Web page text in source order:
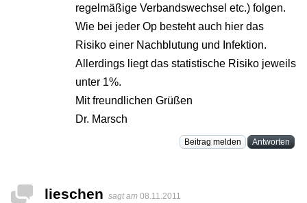
regelmäßige Verbandswechsel etc.) folgen.
Wie bei jeder Op besteht auch hier das
Risiko einer Nachblutung und Infektion.
Allerdings liegt das statistische Risiko jeweils
unter 1%.
Mit freundlichen Grüßen
Dr. Marsch
Beitrag melden Antworten
lieschen sagt am 08.11.2011